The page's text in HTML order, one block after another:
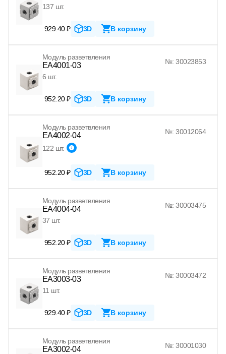
137 шт.
929.40 ₽ 3D В корзину
Модуль разветвления
EA4001-03
№: 30023853
6 шт.
952.20 ₽ 3D В корзину
Модуль разветвления
EA4002-04 №: 30012064
122 шт.
952.20 ₽ 3D В корзину
Модуль разветвления
EA4004-04
№: 30003475
37 шт.
952.20 ₽ 3D В корзину
Модуль разветвления
EA3003-03
№: 30003472
11 шт.
929.40 ₽ 3D В корзину
Модуль разветвления
EA3002-04
№: 30001030